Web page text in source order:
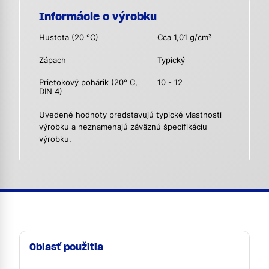
Informácie o výrobku
Hustota (20 °C) Cca 1,01 g/cm³
Zápach Typický
Prietokový pohárik (20° C,
DIN 4)
10 - 12
Uvedené hodnoty predstavujú typické vlastnosti
výrobku a neznamenajú záväznú špecifikáciu
výrobku.
Oblasť použitia